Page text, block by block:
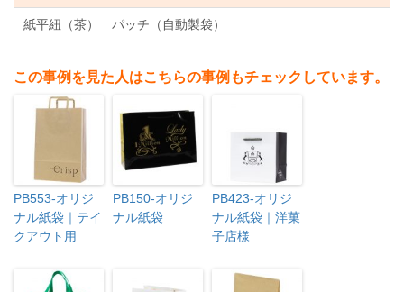
紙平紐（茶） パッチ（自動製袋）
この事例を見た人はこちらの事例もチェックしています。
PB553-オリジ
ナル紙袋｜テイ
クアウト用
PB150-オリジ
ナル紙袋
PB423-オリジ
ナル紙袋｜洋菓
子店様